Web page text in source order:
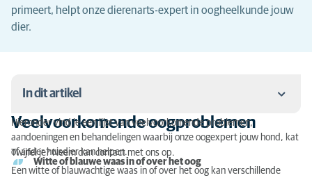
primeert, helpt onze dierenarts-expert in oogheelkunde jouw
dier.
In dit artikel
Veelvoorkomende oogproblemen
Dierenarts-expert
Veelvoorkomende oogproblemen
Hieronder vind je een lijst van veelvoorkomende problemen,
aandoeningen en behandelingen waarbij onze oogexpert jouw hond, kat
of ander huisdier kan helpen.
Twijfel je? Neem dan contact met ons op.
Witte of blauwe waas in of over het oog
Een witte of blauwachtige waas in of over het oog kan verschillende